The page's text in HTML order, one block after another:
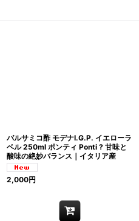
バルサミコ酢 モデナI.G.P. イエローラ
ベル 250ml ポンティ Ponti ? 甘味と
酸味の絶妙バランス｜イタリア産
2,000円